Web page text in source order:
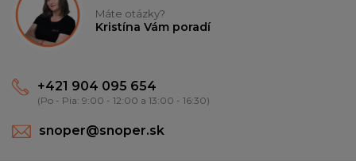
Máte otázky?
Kristína Vám poradí
+421 904 095 654
(Po - Pia: 9:00 - 12:00 a 13:00 - 16:30)
snoper@snoper.sk